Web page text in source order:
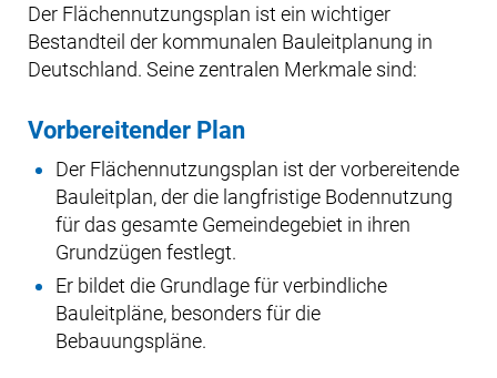
Der Flächennutzungsplan ist ein wichtiger
Bestandteil der kommunalen Bauleitplanung in
Deutschland. Seine zentralen Merkmale sind:
Vorbereitender Plan
Der Flächennutzungsplan ist der vorbereitende
Bauleitplan, der die langfristige Bodennutzung
für das gesamte Gemeindegebiet in ihren
Grundzügen festlegt.
Er bildet die Grundlage für verbindliche
Bauleitpläne, besonders für die
Bebauungspläne.